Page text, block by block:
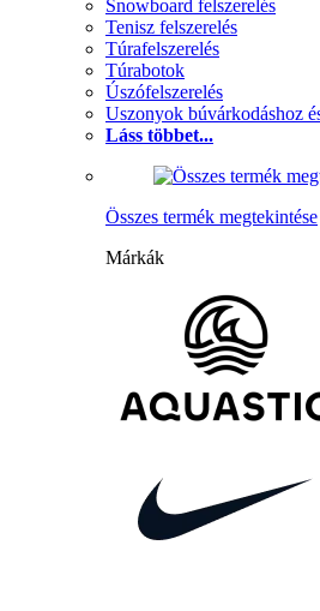
Snowboard felszerelés
Tenisz felszerelés
Túrafelszerelés
Túrabotok
Úszófelszerelés
Uszonyok búvárkodáshoz
Láss többet...
Összes termék megtekintése
Márkák